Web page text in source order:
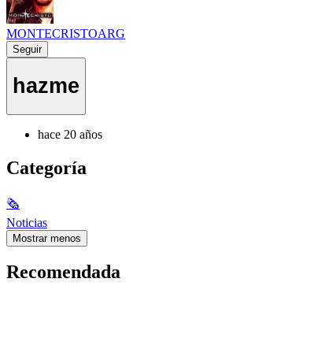
MONTECRISTOARG
Seguir
hazme
hace 20 años
Categoría
🗞
Noticias
Mostrar menos
Recomendada